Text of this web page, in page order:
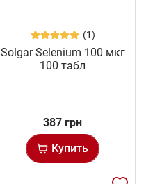
(1)
Solgar Selenium 100 мкг
100 табл
387 грн
Купить